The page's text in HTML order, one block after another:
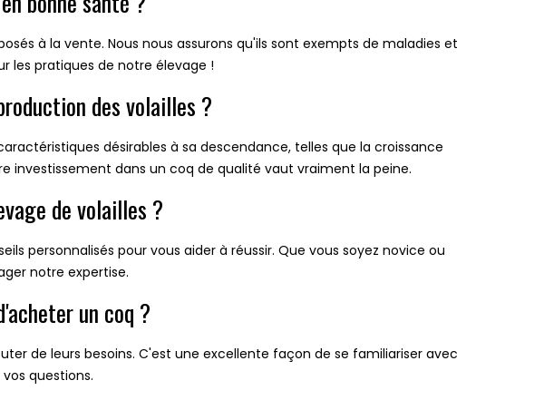
à la vente. Nous nous assurons qu'ils sont exempts de maladies et
les pratiques de notre élevage !
des volailles ?
désirables à sa descendance, telles que la croissance
investissement dans un coq de qualité vaut vraiment la peine.
de volailles ?
personnalisés pour vous aider à réussir. Que vous soyez novice ou
notre expertise.
un coq ?
de leurs besoins. C'est une excellente façon de se familiariser avec
questions.